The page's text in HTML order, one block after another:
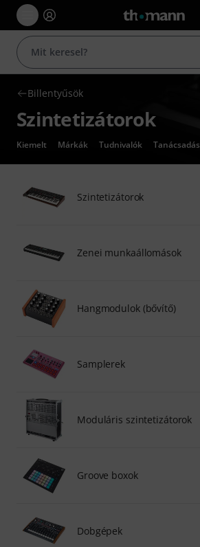
Billentyűsök
Szintetizátorok
Kiemelt Márkák Tudnivalók Tanácsadás
Szintetizátorok
Zenei munkaállomások
Hangmodulok (bővítő)
Samplerek
Moduláris szintetizátorok
Groove boxok
Dobgépek